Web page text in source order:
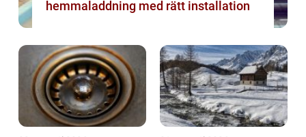
hemmaladdning med rätt installation